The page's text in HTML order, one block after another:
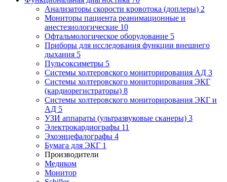
Анализаторы скорости кровотока (доплеры) 2
Мониторы пациента реанимационные и
анестезиологические 10
Офтальмологическое оборудование 5
Приборы для исследования функции внешнего
дыхания 5
Пульсоксиметры 5
Системы холтеровского мониторирования АД 3
Системы холтеровского мониторирования ЭКГ
(кардиорегистраторы) 8
Системы холтеровского мониторирования ЭКГ и
АД 5
УЗИ аппараты (ультразвуковые сканеры) 3
Электрокардиографы 11
Эхоэнцефалографы 4
Бумага для ЭКГ 1
Производители
Медиком
Монитор